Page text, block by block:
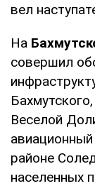
вел
На
совершил
Веселой
районе
населенных